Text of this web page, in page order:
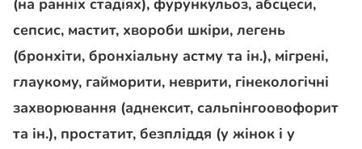
(на ранніх стадіях), фурункульоз, абсцеси,
сепсис, мастит, хвороби шкіри, легень
(бронхіти, бронхіальну астму та ін.), мігрені,
глаукому, гайморити, неврити, гінекологічні
захворювання (аднексит, сальпінгоовофорит
та ін.), простатит, безпліддя (у жінок і у